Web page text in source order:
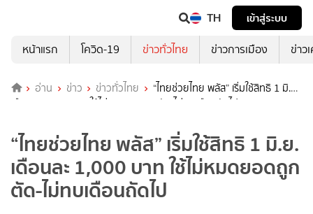
TH
เข้าสู่ระบบ
หน้าแรก
โควิด-19 ข่าวทั่วไทย ข่าวการเมือง ข่าว
อ่าน ข่าว ข่าวทั่วไทย
“ไทยช่วยไทย พลัส” เริ่มใช้สิทธิ 1 มิ.ย.
เดือนละ 1,000 บาท ใช้ไม่หมดยอดถูกตัด-ไม่ทบเดือนถัดไป
“ไทยช่วยไทย พลัส” เริ่มใช้สิทธิ 1 มิ.ย.
เดือนละ 1,000 บาท ใช้ไม่หมดยอดถูก
ตัด-ไม่ทบเดือนถัดไป